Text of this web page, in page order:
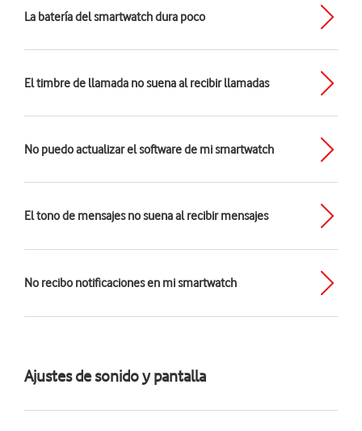
La batería del smartwatch dura poco
El timbre de llamada no suena al recibir llamadas
No puedo actualizar el software de mi smartwatch
El tono de mensajes no suena al recibir mensajes
No recibo notificaciones en mi smartwatch
Ajustes de sonido y pantalla